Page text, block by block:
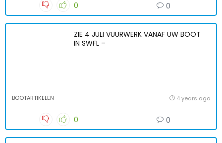
0 0
ZIE 4 JULI VUURWERK VANAF UW BOOT
IN SWFL –
BOOTARTIKELEN 4 years ago
0 0